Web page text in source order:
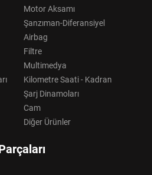
Motor Aksamı
Şanzıman-Diferansiyel
Airbag
Filtre
Multimedya
Kilometre Saati - Kadran
Şarj Dinamoları
Cam
Diğer Ürünler